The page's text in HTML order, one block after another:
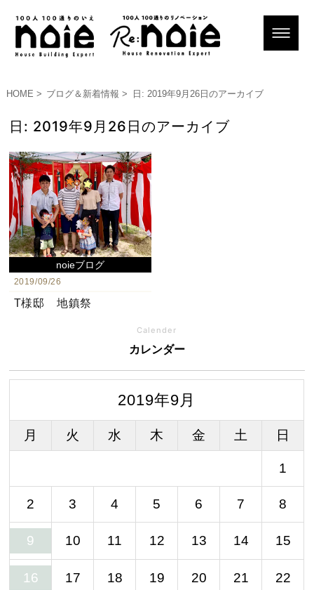
HOME ブログ＆新着情報 日: 2019年9月26日 のアーカイブ
日: 2019年9月26日のアーカイブ
noieブログ
2019/09/26
T様邸 地鎮祭
Calender
カレンダー
2019年9月
月 火 水 木 金 土 日
1
2 3 4 5 6 7 8
9 10 11 12 13 14 15
16 17 18 19 20 21 22